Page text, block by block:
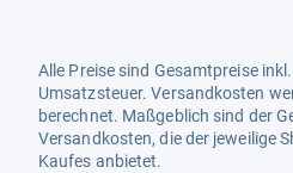
Alle Preise sind Gesamtpreise
Umsatzsteuer. Versandkosten
berechnet. Maßgeblich sind der
Versandkosten, die der jeweilige
Kaufes anbietet.